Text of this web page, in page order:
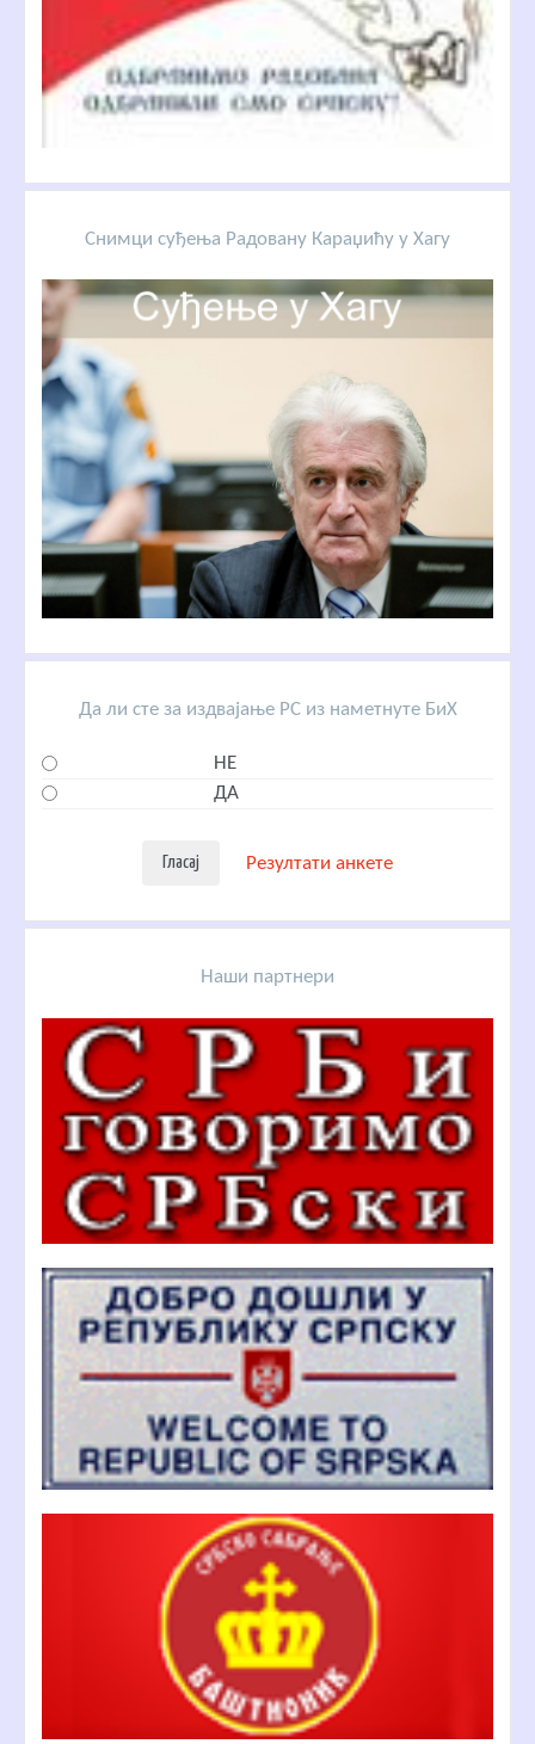
Снимци суђења Радовану Караџићу у Хагу
Да ли сте за издвајање РС из наметнуте БиХ
НЕ
ДА
Резултати анкете
Наши партнери